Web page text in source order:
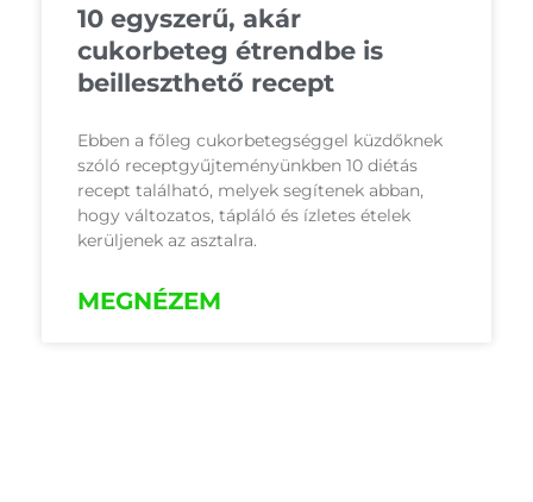
10 egyszerű, akár
cukorbeteg étrendbe is
beilleszthető recept
Ebben a főleg cukorbetegséggel küzdőknek
szóló receptgyűjteményünkben 10 diétás
recept található, melyek segítenek abban,
hogy változatos, tápláló és ízletes ételek
kerüljenek az asztalra.
MEGNÉZEM